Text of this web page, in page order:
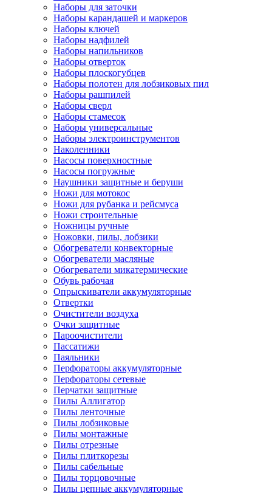
Наборы для заточки
Наборы карандашей и маркеров
Наборы ключей
Наборы надфилей
Наборы напильников
Наборы отверток
Наборы плоскогубцев
Наборы полотен для лобзиковых пил
Наборы рашпилей
Наборы сверл
Наборы стамесок
Наборы универсальные
Наборы электроинструментов
Наколенники
Насосы поверхностные
Насосы погружные
Наушники защитные и беруши
Ножи для мотокос
Ножи для рубанка и рейсмуса
Ножи строительные
Ножницы ручные
Ножовки, пилы, лобзики
Обогреватели конвекторные
Обогреватели масляные
Обогреватели микатермические
Обувь рабочая
Опрыскиватели аккумуляторные
Отвертки
Очистители воздуха
Очки защитные
Пароочистители
Пассатижи
Паяльники
Перфораторы аккумуляторные
Перфораторы сетевые
Перчатки защитные
Пилы Аллигатор
Пилы ленточные
Пилы лобзиковые
Пилы монтажные
Пилы отрезные
Пилы плиткорезы
Пилы сабельные
Пилы торцовочные
Пилы цепные аккумуляторные